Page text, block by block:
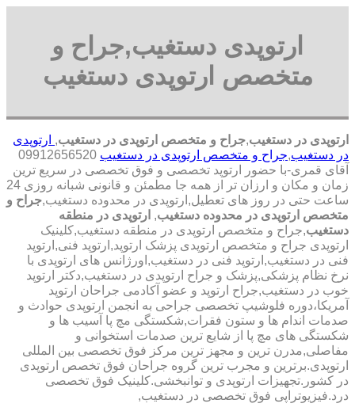
ارتوپدی دستغیب,جراح و
متخصص ارتوپدی دستغیب
ارتوپدی در دستغیب,جراح و متخصص ارتوپدی در دستغیب, ارتوپدی
در دستغیب,جراح و متخصص ارتوپدی در دستغیب 09912656520
آقای قمری-با حضور ارتوپد تخصصی و فوق تخصصی در سریع ترین
زمان و مکان و ارزان تر از همه جا مطمئن و قانونی شبانه روزی 24
ساعت حتی در روز های تعطیل,ارتوپدی در محدوده دستغیب,جراح و
متخصص ارتوپدی در محدوده دستغیب, ارتوپدی در منطقه
دستغیب,جراح و متخصص ارتوپدی در منطقه دستغیب,کلینیک
ارتوپدی جراح و متخصص ارتوپدی پزشک ارتوپد,ارتوپد فنی,ارتوپد
فنی در دستغیب,ارتوپد فنی در دستغیب,اورژانس های ارتوپدی با
نرخ نظام پزشکی,پزشک و جراح ارتوپدی در دستغیب,دکتر ارتوپد
خوب در دستغیب,جراح ارتوپد و عضو آکادمی جراحان ارتوپد
آمریکا،دوره فلوشیپ تخصصی جراحی به انجمن ارتوپدی حوادث و
صدمات اندام ها و ستون فقرات,شکستگی مچ پا آسیب ها و
شکستگی های مچ پا از شایع ترین صدمات استخوانی و
مفاصلی,مدرن ترین و مجهز ترین مرکز فوق تخصصی بین المللی
ارتوپدی.برترین ‏و ‏مجرب ‏ترین ‏گروه ‏جراحان ‏فوق ‏تخصص ‏ارتوپدی
‏در ‏کشور.تجهیزات ارتوپدی و توانبخشی.کلینیک فوق تخصصی
درد.فیزیوتراپی فوق تخصصی در دستغیب,